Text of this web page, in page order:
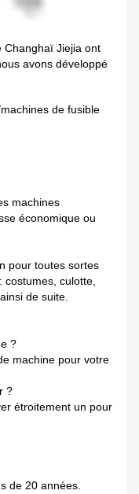
Changhaï Jiejia ont
avons développé
de fusible
machines
économique ou
pour toutes sortes
costumes, culotte,
de suite.
?
machine pour votre
?
étroitement un pour
de 20 années.